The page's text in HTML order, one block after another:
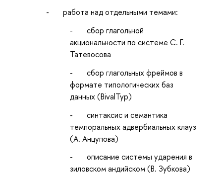
- работа над отдельными темами:
- сбор глагольной
акциональности по системе С. Г.
Татевосова
- сбор глагольных фреймов в
формате типологических баз
данных (BivalTyp)
- синтаксис и семантика
темпоральных адвербиальных клауз
(А. Анцупова)
- описание системы ударения в
зиловском андийском (В. Зубкова)